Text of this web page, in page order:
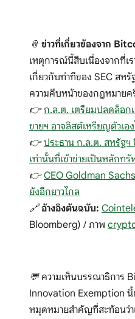
📎 ข่าวที่เกี่ยวข้องจาก
เหตุการณ์นี้สืบเนื่องจากที่เ
เกี่ยวกับท่าทีของ SEC สห
ความคืบหน้าของกฎหมายค
👉ก.ล.ต. เตรียมปลดล็อ
ขายฯ อาจลิสต์เหรียญตัวเอ
👉ประธาน ก.ล.ต. สหรัฐฯ
เท่านั้นที่เข้าข่ายเป็นหลักทรั
👉CEO Goldman
ยังอีกยาวไกล
🔗อ้างอิงต้นฉบับ:
Bloomberg) / ภาพ
💬 ความเห็นบรรณาธิการ
Innovation Exemption
หมุดหมายสำคัญที่สะท้อนว่า